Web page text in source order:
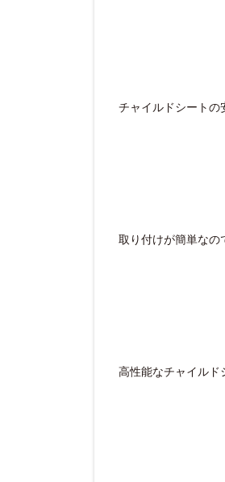
チャイルドシートの
取り付けが簡単なの
高性能なチャイルド